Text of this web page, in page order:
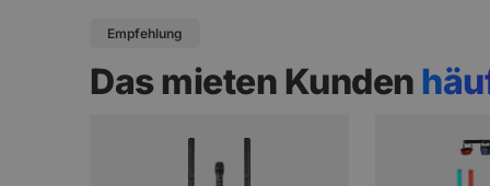
Empfehlung
Das mieten Kunden